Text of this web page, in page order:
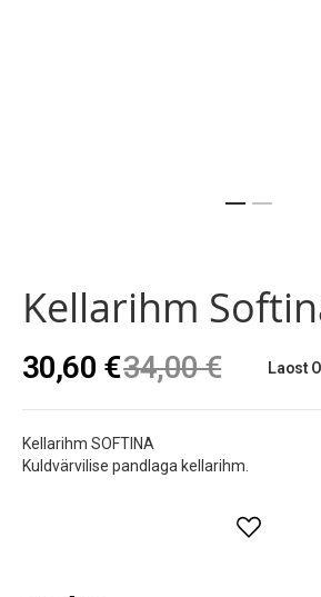
beginning
of
images
gallery
Kellarihm
30,60 €34,00 € Laost
Kellarihm SOFTINA
Kuldvärvilise pandlaga kellarihm.